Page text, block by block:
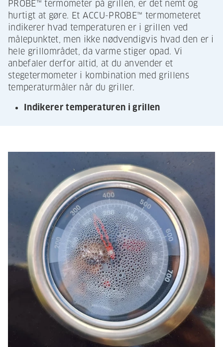
PROBE™ termometer på grillen, er det nemt og
hurtigt at gøre. Et ACCU-PROBE™ termometeret
indikerer hvad temperaturen er i grillen ved
målepunktet, men ikke nødvendigvis hvad den er i
hele grillområdet, da varme stiger opad. Vi
anbefaler derfor altid, at du anvender et
stegetermometer i kombination med grillens
temperaturmåler når du griller.
Indikerer temperaturen i grillen